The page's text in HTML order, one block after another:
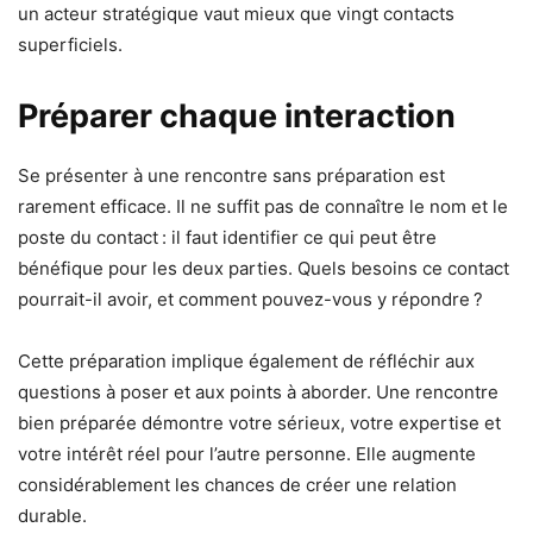
un acteur stratégique vaut mieux que vingt contacts
superficiels.
Préparer chaque interaction
Se présenter à une rencontre sans préparation est
rarement efficace. Il ne suffit pas de connaître le nom et le
poste du contact : il faut identifier ce qui peut être
bénéfique pour les deux parties. Quels besoins ce contact
pourrait-il avoir, et comment pouvez-vous y répondre ?
Cette préparation implique également de réfléchir aux
questions à poser et aux points à aborder. Une rencontre
bien préparée démontre votre sérieux, votre expertise et
votre intérêt réel pour l’autre personne. Elle augmente
considérablement les chances de créer une relation
durable.